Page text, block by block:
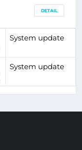
DETAIL
System update
System update